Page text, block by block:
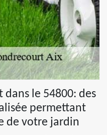
le 54800: des
permettant
de votre jardin